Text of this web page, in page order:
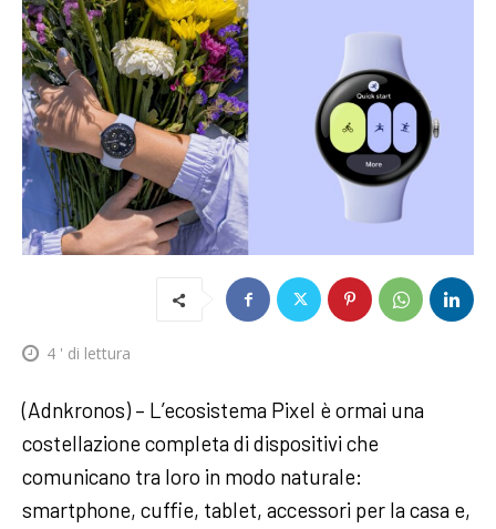
4 ' di lettura
(Adnkronos) – L’ecosistema Pixel è ormai una
costellazione completa di dispositivi che
comunicano tra loro in modo naturale:
smartphone, cuffie, tablet, accessori per la casa e,